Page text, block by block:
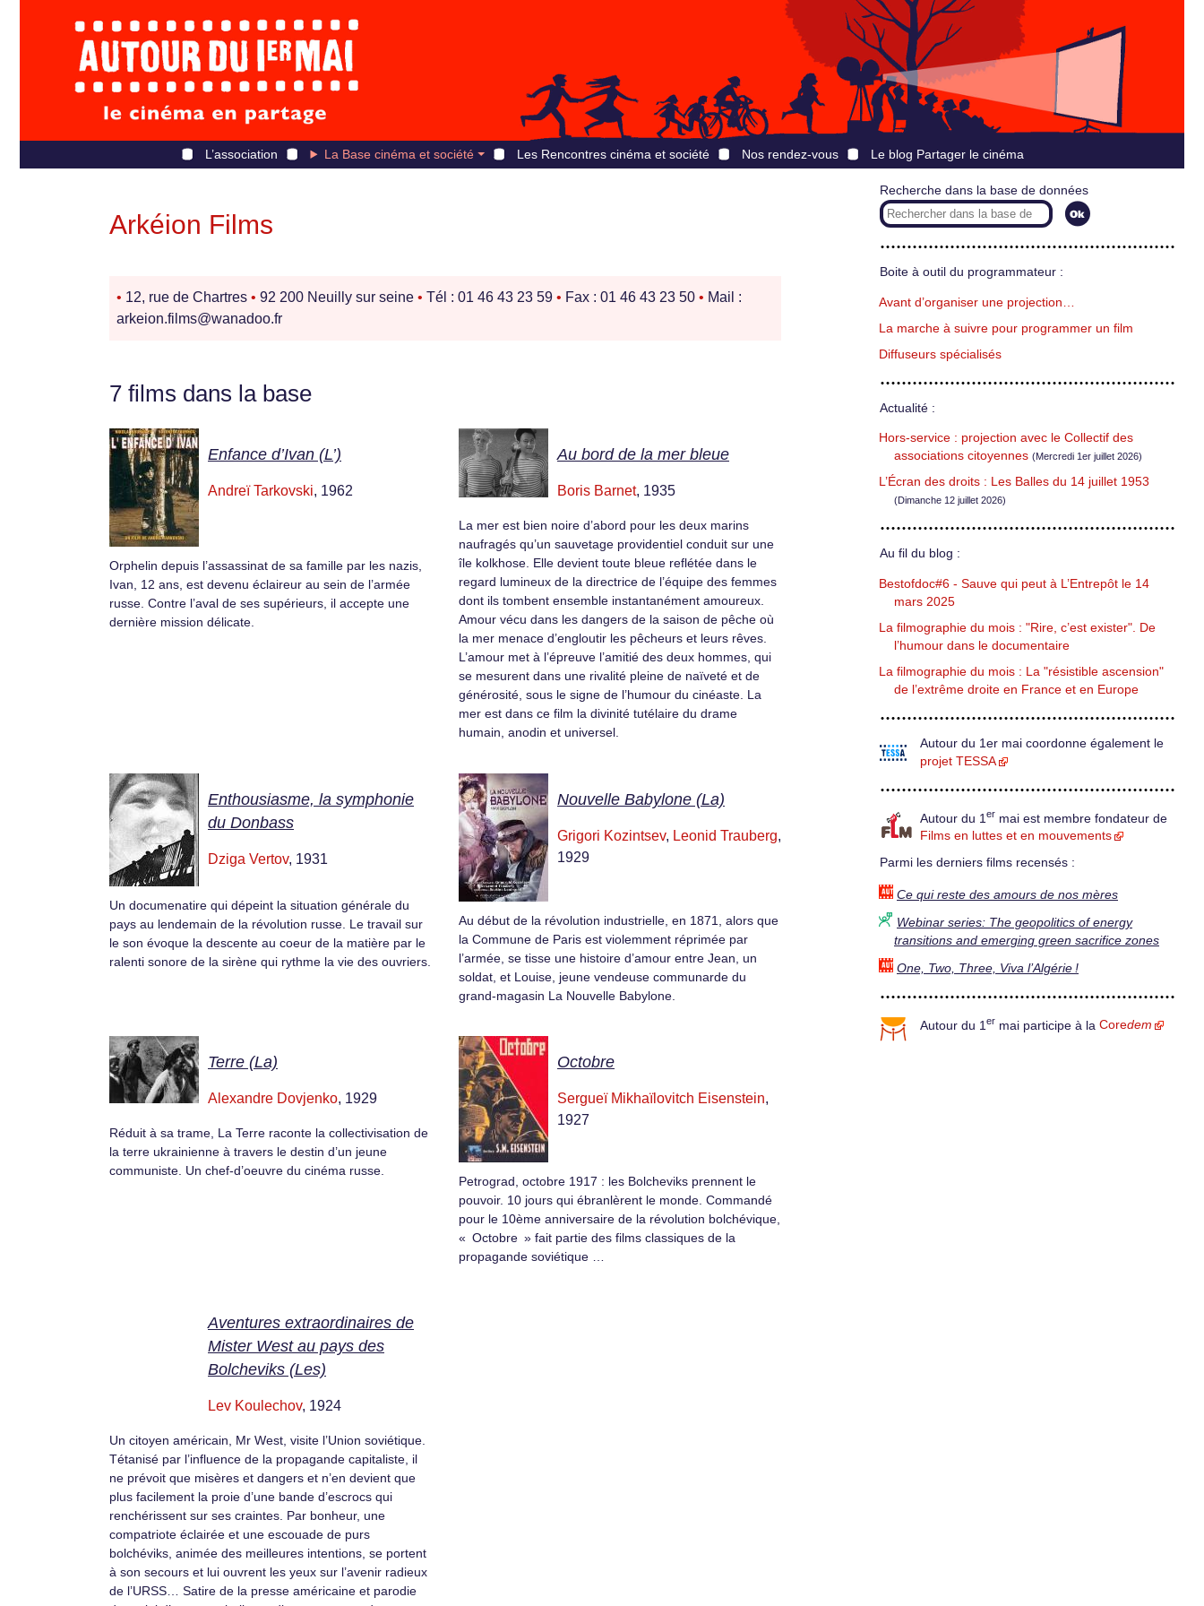
L’association La Base cinéma et société Les Rencontres cinéma et société Nos rendez-vous Le blog Partager le cinéma
Arkéion Films
• 12, rue de Chartres • 92 200 Neuilly sur seine • Tél : 01 46 43 23 59 • Fax : 01 46 43 23 50 • Mail :
arkeion.films@wanadoo.fr
7 films dans la base
Enfance d’Ivan (L’)
Andreï Tarkovski, 1962
Orphelin depuis l’assassinat de sa famille par les nazis,
Ivan, 12 ans, est devenu éclaireur au sein de l’armée
russe. Contre l’aval de ses supérieurs, il accepte une
dernière mission délicate.
Au bord de la mer bleue
Boris Barnet, 1935
La mer est bien noire d’abord pour les deux marins
naufragés qu’un sauvetage providentiel conduit sur une
île kolkhose. Elle devient toute bleue reflétée dans le
regard lumineux de la directrice de l’équipe des femmes
dont ils tombent ensemble instantanément amoureux.
Amour vécu dans les dangers de la saison de pêche où
la mer menace d’engloutir les pêcheurs et leurs rêves.
L’amour met à l’épreuve l’amitié des deux hommes, qui
se mesurent dans une rivalité pleine de naïveté et de
générosité, sous le signe de l’humour du cinéaste. La
mer est dans ce film la divinité tutélaire du drame
humain, anodin et universel.
Enthousiasme, la symphonie
du Donbass
Dziga Vertov, 1931
Un documenatire qui dépeint la situation générale du
pays au lendemain de la révolution russe. Le travail sur
le son évoque la descente au coeur de la matière par le
ralenti sonore de la sirène qui rythme la vie des ouvriers.
Nouvelle Babylone (La)
Grigori Kozintsev, Leonid Trauberg,
1929
Au début de la révolution industrielle, en 1871, alors que
la Commune de Paris est violemment réprimée par
l’armée, se tisse une histoire d’amour entre Jean, un
soldat, et Louise, jeune vendeuse communarde du
grand-magasin La Nouvelle Babylone.
Terre (La)
Alexandre Dovjenko, 1929
Réduit à sa trame, La Terre raconte la collectivisation de
la terre ukrainienne à travers le destin d’un jeune
communiste. Un chef-d’oeuvre du cinéma russe.
Octobre
Sergueï Mikhaïlovitch Eisenstein,
1927
Petrograd, octobre 1917 : les Bolcheviks prennent le
pouvoir. 10 jours qui ébranlèrent le monde. Commandé
pour le 10ème anniversaire de la révolution bolchévique,
« Octobre » fait partie des films classiques de la
propagande soviétique …
Aventures extraordinaires de
Mister West au pays des
Bolcheviks (Les)
Lev Koulechov, 1924
Un citoyen américain, Mr West, visite l’Union soviétique.
Tétanisé par l’influence de la propagande capitaliste, il
ne prévoit que misères et dangers et n’en devient que
plus facilement la proie d’une bande d’escrocs qui
renchérissent sur ses craintes. Par bonheur, une
compatriote éclairée et une escouade de purs
bolchéviks, animée des meilleures intentions, se portent
à son secours et lui ouvrent les yeux sur l’avenir radieux
de l’URSS… Satire de la presse américaine et parodie
Recherche dans la base de données
Boite à outil du programmateur :
Avant d’organiser une projection…
La marche à suivre pour programmer un film
Diffuseurs spécialisés
Actualité :
Hors-service : projection avec le Collectif des
associations citoyennes (Mercredi 1er juillet 2026)
L’Écran des droits : Les Balles du 14 juillet 1953
(Dimanche 12 juillet 2026)
Au fil du blog :
Bestofdoc#6 - Sauve qui peut à L’Entrepôt le 14
mars 2025
La filmographie du mois : "Rire, c’est exister". De
l’humour dans le documentaire
La filmographie du mois : La "résistible ascension"
de l’extrême droite en France et en Europe
Autour du 1er mai coordonne également le
projet TESSA
Autour du 1 er mai est membre fondateur de
Films en luttes et en mouvements
Parmi les derniers films recensés :
Ce qui reste des amours de nos mères
Webinar series: The geopolitics of energy
transitions and emerging green sacrifice zones
One, Two, Three, Viva l’Algérie !
Autour du 1 er mai participe à la Coredem